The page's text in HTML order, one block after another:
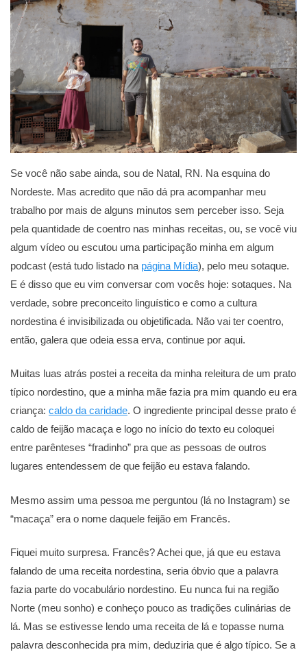
Se você não sabe ainda, sou de Natal, RN. Na esquina do
Nordeste. Mas acredito que não dá pra acompanhar meu
trabalho por mais de alguns minutos sem perceber isso. Seja
pela quantidade de coentro nas minhas receitas, ou, se você viu
algum vídeo ou escutou uma participação minha em algum
podcast (está tudo listado na página Mídia), pelo meu sotaque.
E é disso que eu vim conversar com vocês hoje: sotaques. Na
verdade, sobre preconceito linguístico e como a cultura
nordestina é invisibilizada ou objetificada. Não vai ter coentro,
então, galera que odeia essa erva, continue por aqui.
Muitas luas atrás postei a receita da minha releitura de um prato
típico nordestino, que a minha mãe fazia pra mim quando eu era
criança: caldo da caridade. O ingrediente principal desse prato é
caldo de feijão macaça e logo no início do texto eu coloquei
entre parênteses “fradinho” pra que as pessoas de outros
lugares entendessem de que feijão eu estava falando.
Mesmo assim uma pessoa me perguntou (lá no Instagram) se
“macaça” era o nome daquele feijão em Francês.
Fiquei muito surpresa. Francês? Achei que, já que eu estava
falando de uma receita nordestina, seria óbvio que a palavra
fazia parte do vocabulário nordestino. Eu nunca fui na região
Norte (meu sonho) e conheço pouco as tradições culinárias de
lá. Mas se estivesse lendo uma receita de lá e topasse numa
palavra desconhecida pra mim, deduziria que é algo típico. Se a